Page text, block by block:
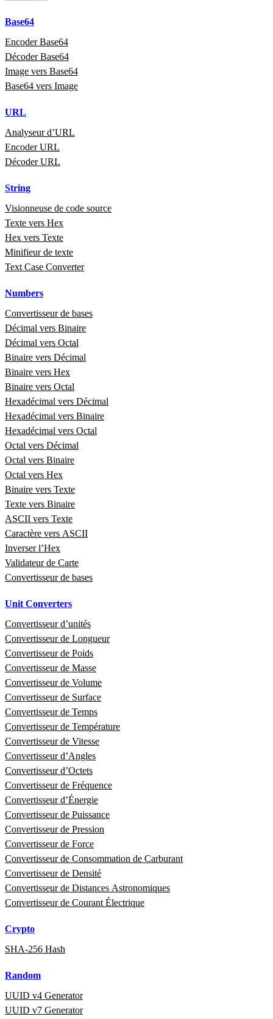
Base64
Encoder Base64
Décoder Base64
Image vers Base64
Base64 vers Image
URL
Analyseur d’URL
Encoder URL
Décoder URL
String
Visionneuse de code source
Texte vers Hex
Hex vers Texte
Minifieur de texte
Text Case Converter
Numbers
Convertisseur de bases
Décimal vers Binaire
Décimal vers Octal
Binaire vers Décimal
Binaire vers Hex
Binaire vers Octal
Hexadécimal vers Décimal
Hexadécimal vers Binaire
Hexadécimal vers Octal
Octal vers Décimal
Octal vers Binaire
Octal vers Hex
Binaire vers Texte
Texte vers Binaire
ASCII vers Texte
Caractère vers ASCII
Inverser l’Hex
Validateur de Carte
Convertisseur de bases
Unit Converters
Convertisseur d’unités
Convertisseur de Longueur
Convertisseur de Poids
Convertisseur de Masse
Convertisseur de Volume
Convertisseur de Surface
Convertisseur de Temps
Convertisseur de Température
Convertisseur de Vitesse
Convertisseur d’Angles
Convertisseur d’Octets
Convertisseur de Fréquence
Convertisseur d’Énergie
Convertisseur de Puissance
Convertisseur de Pression
Convertisseur de Force
Convertisseur de Consommation de Carburant
Convertisseur de Densité
Convertisseur de Distances Astronomiques
Convertisseur de Courant Électrique
Crypto
SHA-256 Hash
Random
UUID v4 Generator
UUID v7 Generator